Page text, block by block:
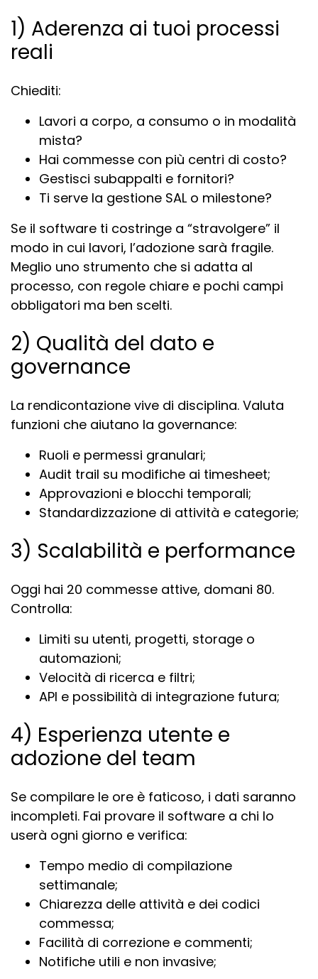
1) Aderenza ai tuoi processi
reali
Chiediti:
Lavori a corpo, a consumo o in modalità
mista?
Hai commesse con più centri di costo?
Gestisci subappalti e fornitori?
Ti serve la gestione SAL o milestone?
Se il software ti costringe a “stravolgere” il
modo in cui lavori, l’adozione sarà fragile.
Meglio uno strumento che si adatta al
processo, con regole chiare e pochi campi
obbligatori ma ben scelti.
2) Qualità del dato e
governance
La rendicontazione vive di disciplina. Valuta
funzioni che aiutano la governance:
Ruoli e permessi granulari;
Audit trail su modifiche ai timesheet;
Approvazioni e blocchi temporali;
Standardizzazione di attività e categorie;
3) Scalabilità e performance
Oggi hai 20 commesse attive, domani 80.
Controlla:
Limiti su utenti, progetti, storage o
automazioni;
Velocità di ricerca e filtri;
API e possibilità di integrazione futura;
4) Esperienza utente e
adozione del team
Se compilare le ore è faticoso, i dati saranno
incompleti. Fai provare il software a chi lo
userà ogni giorno e verifica:
Tempo medio di compilazione
settimanale;
Chiarezza delle attività e dei codici
commessa;
Facilità di correzione e commenti;
Notifiche utili e non invasive;